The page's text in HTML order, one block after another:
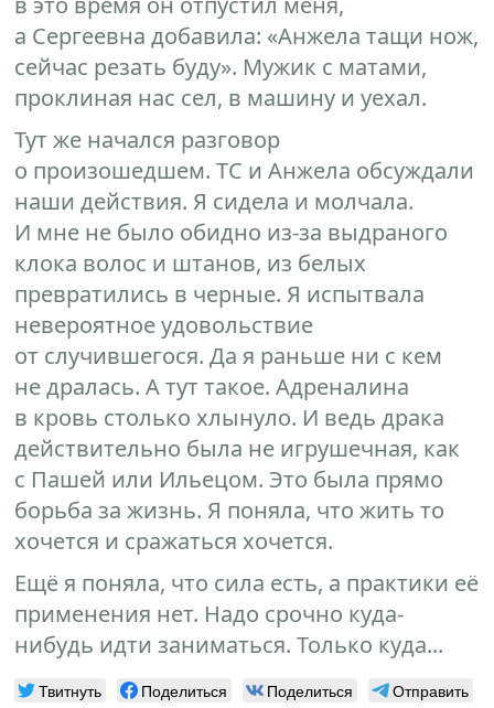
а Сергеевна добавила: «Анжела тащи нож,
сейчас резать буду». Мужик с матами,
проклиная нас сел, в машину и уехал.
Тут же начался разговор
о произошедшем. ТС и Анжела обсуждали
наши действия. Я сидела и молчала.
И мне не было обидно из-за выдраного
клока волос и штанов, из белых
превратились в черные. Я испытвала
невероятное удовольствие
от случившегося. Да я раньше ни с кем
не дралась. А тут такое. Адреналина
в кровь столько хлынуло. И ведь драка
действительно была не игрушечная, как
с Пашей или Ильецом. Это была прямо
борьба за жизнь. Я поняла, что жить то
хочется и сражаться хочется.
Ещё я поняла, что сила есть, а практики её
применения нет. Надо срочно куда-
нибудь идти заниматься. Только куда...
Твитнуть Поделиться Поделиться Отправить